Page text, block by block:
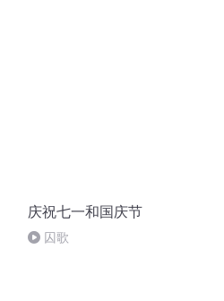
庆祝七一和国庆节
囚歌